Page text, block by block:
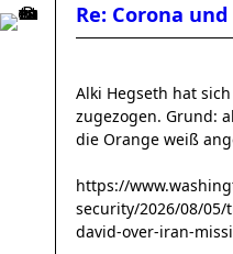
Re: Corona
Alki Hegseth hat
zugezogen. Grund:
die Orange weiß
https://
security/2026/08/
david-over-iran-